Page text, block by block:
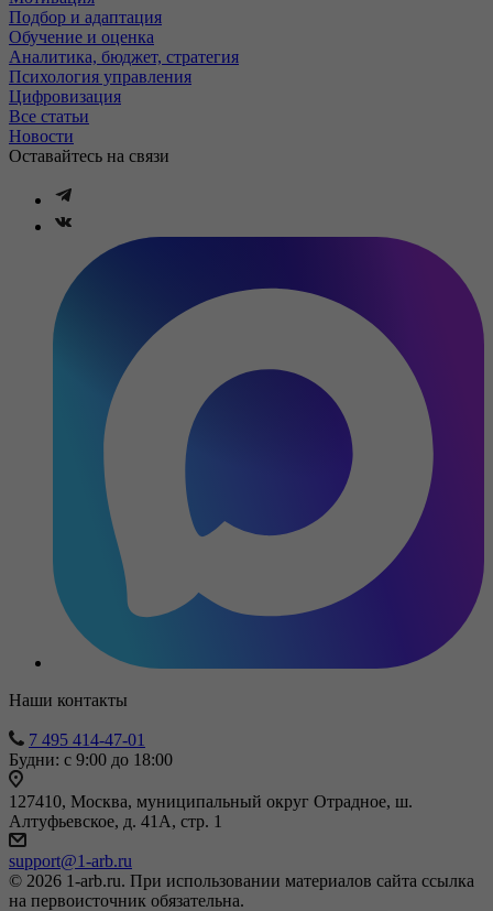
Подбор и адаптация
Обучение и оценка
Аналитика, бюджет, стратегия
Психология управления
Цифровизация
Все статьи
Новости
Оставайтесь на связи
Наши контакты
7 495 414-47-01
Будни: с 9:00 до 18:00
127410, Москва, муниципальный округ Отрадное, ш.
Алтуфьевское, д. 41А, стр. 1
support@1-arb.ru
© 2026 1-arb.ru. При использовании материалов сайта ссылка
на первоисточник обязательна.